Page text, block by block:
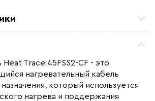
нефте -газопроводов, Для
резервуаров и емкостей
Внутренний, Наружный
Trace 45FSS2-CF - это
нагревательный кабель
который используется
нагрева и поддержания